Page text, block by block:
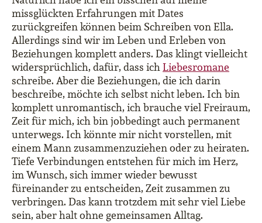
missglückten Erfahrungen mit Dates
zurückgreifen können beim Schreiben von Ella.
Allerdings sind wir im Leben und Erleben von
Beziehungen komplett anders. Das klingt vielleicht
widersprüchlich, dafür, dass ichLiebesromane
schreibe. Aber die Beziehungen, die ich darin
beschreibe, möchte ich selbst nicht leben. Ich bin
komplett unromantisch, ich brauche viel Freiraum,
Zeit für mich, ich bin jobbedingt auch permanent
unterwegs. Ich könnte mir nicht vorstellen, mit
einem Mann zusammenzuziehen oder zu heiraten.
Tiefe Verbindungen entstehen für mich im Herz,
im Wunsch, sich immer wieder bewusst
füreinander zu entscheiden, Zeit zusammen zu
verbringen. Das kann trotzdem mit sehr viel Liebe
sein, aber halt ohne gemeinsamen Alltag.